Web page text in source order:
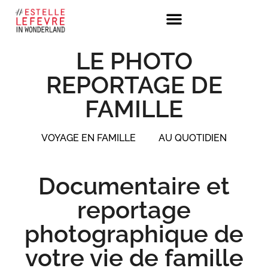
LE PHOTO
REPORTAGE DE
FAMILLE
VOYAGE EN FAMILLE AU QUOTIDIEN
Documentaire et
reportage
photographique de
votre vie de famille